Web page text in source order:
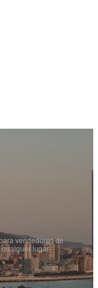
vendedores de
qualquer lugar